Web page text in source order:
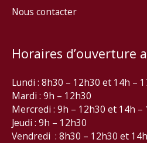
Nous contacter
Horaires d’ouverture
Lundi : 8h30 – 12h30 et 14h –
Mardi : 9h – 12h30
Mercredi : 9h – 12h30 et 14h –
Jeudi : 9h – 12h30
Vendredi : 8h30 – 12h30 et